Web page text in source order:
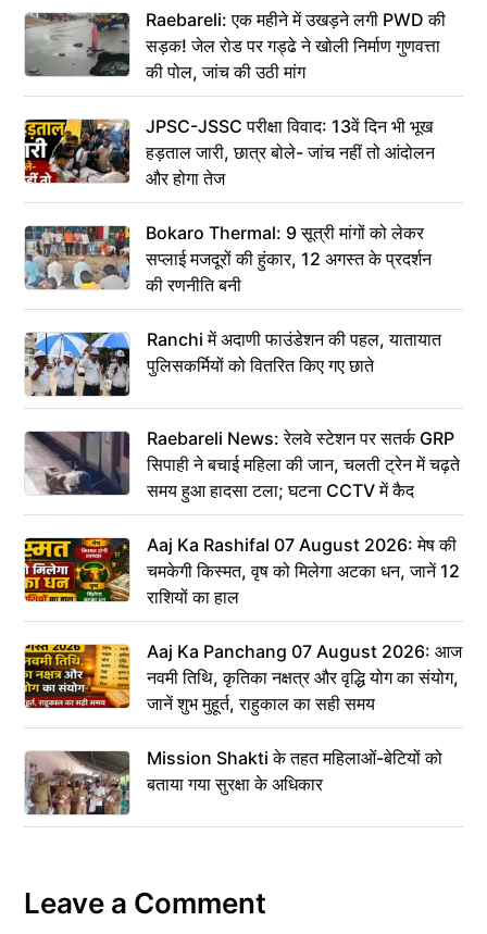
Raebareli: एक महीने में उखड़ने लगी PWD की
सड़क! जेल रोड पर गड्ढे ने खोली निर्माण गुणवत्ता
की पोल, जांच की उठी मांग
JPSC-JSSC परीक्षा विवाद: 13वें दिन भी भूख
हड़ताल जारी, छात्र बोले- जांच नहीं तो आंदोलन
और होगा तेज
Bokaro Thermal: 9 सूत्री मांगों को लेकर
सप्लाई मजदूरों की हुंकार, 12 अगस्त के प्रदर्शन
की रणनीति बनी
Ranchi में अदाणी फाउंडेशन की पहल, यातायात
पुलिसकर्मियों को वितरित किए गए छाते
Raebareli News: रेलवे स्टेशन पर सतर्क GRP
सिपाही ने बचाई महिला की जान, चलती ट्रेन में चढ़ते
समय हुआ हादसा टला; घटना CCTV में कैद
Aaj Ka Rashifal 07 August 2026: मेष की
चमकेगी किस्मत, वृष को मिलेगा अटका धन, जानें 12
राशियों का हाल
Aaj Ka Panchang 07 August 2026: आज
नवमी तिथि, कृतिका नक्षत्र और वृद्धि योग का संयोग,
जानें शुभ मुहूर्त, राहुकाल का सही समय
Mission Shakti के तहत महिलाओं-बेटियों को
बताया गया सुरक्षा के अधिकार
Leave a Comment